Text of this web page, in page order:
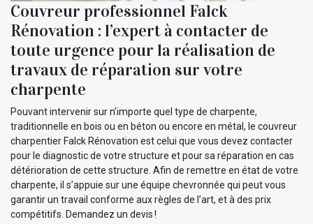
Couvreur professionnel Falck
Rénovation : l’expert à contacter de
toute urgence pour la réalisation de
travaux de réparation sur votre
charpente
Pouvant intervenir sur n’importe quel type de charpente,
traditionnelle en bois ou en béton ou encore en métal, le couvreur
charpentier Falck Rénovation est celui que vous devez contacter
pour le diagnostic de votre structure et pour sa réparation en cas
détérioration de cette structure. Afin de remettre en état de votre
charpente, il s’appuie sur une équipe chevronnée qui peut vous
garantir un travail conforme aux règles de l’art, et à des prix
compétitifs. Demandez un devis !